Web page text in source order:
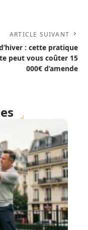
ARTICLE SUIVANT
: cette pratique
peut vous coûter 15
000€ d’amende